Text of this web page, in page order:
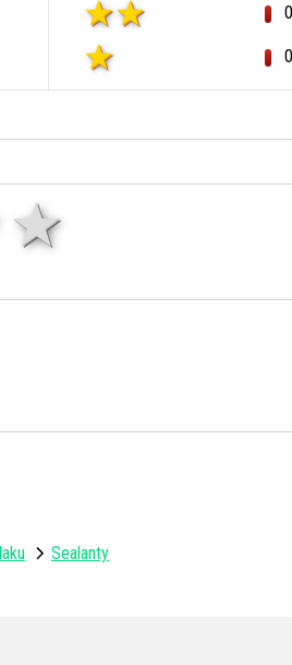
4 hviezdy
Sealanty